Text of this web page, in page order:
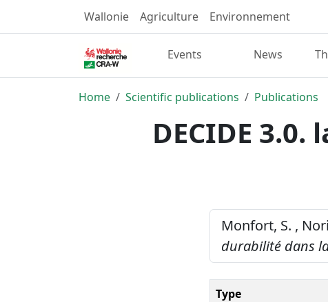
Wallonie Agriculture Environnement
Events News
Home Scientific publications Publications
DECIDE
Monfort, S. ,
durabilité dans
Type